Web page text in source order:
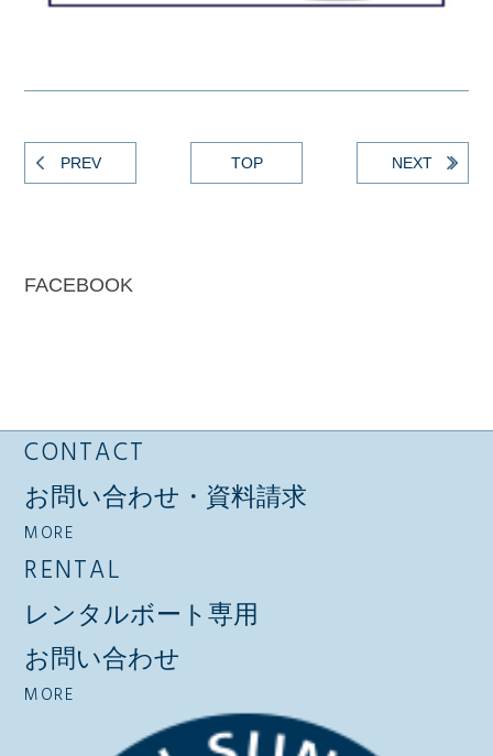
PREV TOP NEXT
FACEBOOK
CONTACT
お問い合わせ・資料請求
MORE
RENTAL
レンタルボート専用
お問い合わせ
MORE